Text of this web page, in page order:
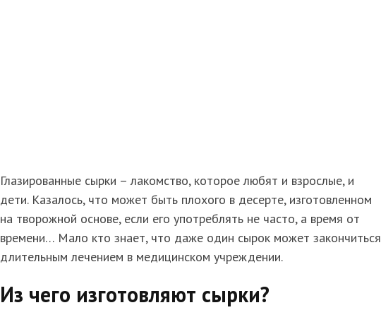
Глазированные сырки – лакомство, которое любят и взрослые, и
дети. Казалось, что может быть плохого в десерте, изготовленном
на творожной основе, если его употреблять не часто, а время от
времени… Мало кто знает, что даже один сырок может закончиться
длительным лечением в медицинском учреждении.
Из чего изготовляют сырки?